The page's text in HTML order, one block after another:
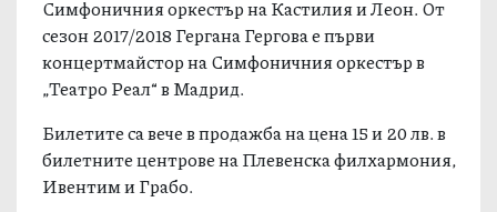
Симфоничния оркестър на Кастилия и Леон. От
сезон 2017/2018 Гергана Гергова е първи
концертмайстор на Симфоничния оркестър в
„Театро Реал“ в Мадрид.
Билетите са вече в продажба на цена 15 и 20 лв. в
билетните центрове на Плевенска филхармония,
Ивентим и Грабо.